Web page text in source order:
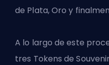
de Plata, Oro y
A lo largo de este
tres Tokens de